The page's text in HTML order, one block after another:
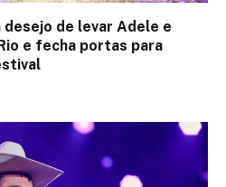
de levar Adele e
e fecha portas para